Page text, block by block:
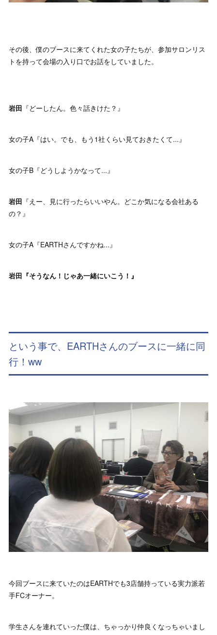
その後、僕のブースに来てくれた女の子たちが、参加サロンリス
トを持って会場の入り口でお話をしていました。
岩田 『どーしたん。色々話きけた？』
女の子A『はい。でも、もう1社くらい見ておきたくて...』
女の子B『どうしようかなって...』
岩田 『えー、見に行ったらいいやん。どこか気になる会社ある
の？』
女の子A『EARTHさんですかね...』
岩田『そうなん！じゃあ一緒にいこう！』
という事で、EARTHさんのブースに一緒に同
行！ww
今回ブースに来ていたのはEARTHでも3店舗持っている実力派若
手FCオーナー。
学生さんを連れていった僕は、ちゃっかり仲良くなっちゃいまし